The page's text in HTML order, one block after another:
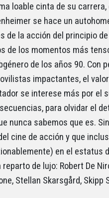
loable cinta de su
se hace un
de la acción del principio
de los momentos más
de los años 90. Con
impactantes, el
se interese más por el
para olvidar el
nunca sabemos que es.
cine de acción y que
en el estatus
reparto de lujo: Robert De
Stellan Skarsgård, Skipp